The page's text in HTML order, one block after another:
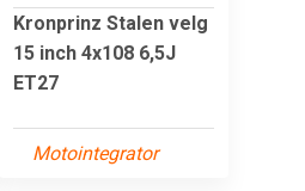
Kronprinz Stalen velg
15 inch 4x108 6,5J
ET27
Motointegrator